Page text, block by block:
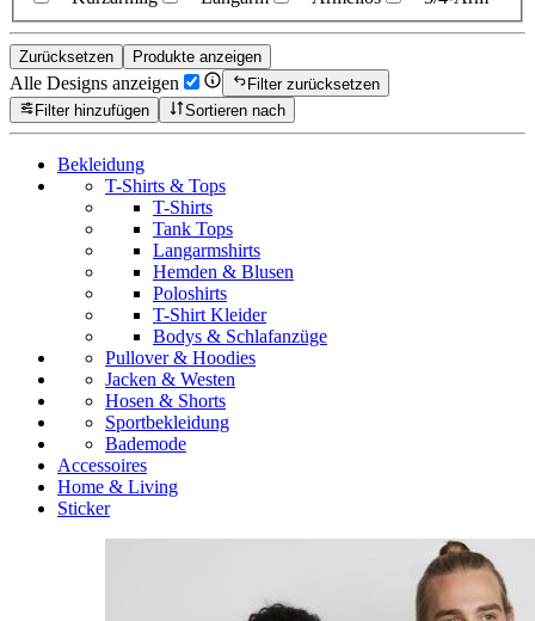
Zurücksetzen Produkte anzeigen
Alle Designs anzeigen
Filter zurücksetzen
Filter hinzufügen
Sortieren nach
Bekleidung
T-Shirts & Tops
T-Shirts
Tank Tops
Langarmshirts
Hemden & Blusen
Poloshirts
T-Shirt Kleider
Bodys & Schlafanzüge
Pullover & Hoodies
Jacken & Westen
Hosen & Shorts
Sportbekleidung
Bademode
Accessoires
Home & Living
Sticker